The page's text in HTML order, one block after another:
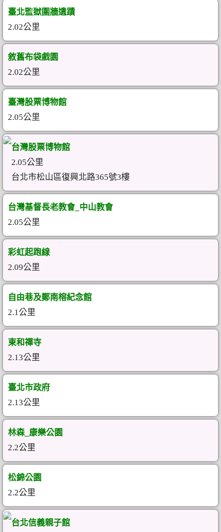
臺北監獄圍牆遺蹟
2.02公里
敘舊布袋戲園
2.02公里
臺灣股票博物館
2.05公里
台灣股票博物館
2.05公里
台北市松山區復興北路365號3樓
台灣基督長老教會_中山教會
2.05公里
彩虹起跑線
2.09公里
自由巷及鄭南榕紀念館
2.1公里
東和禪寺
2.13公里
臺北市政府
2.13公里
林森_康樂公園
2.2公里
松錦公園
2.2公里
台北信義親子館